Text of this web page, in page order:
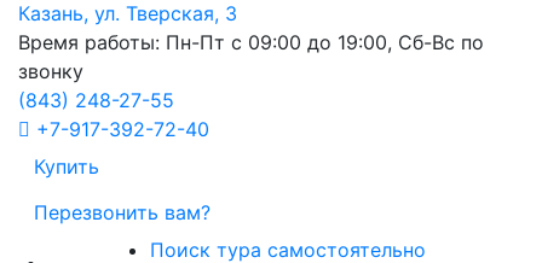
Казань, ул. Тверская, 3
Время работы: Пн-Пт с 09:00 до 19:00, Сб-Вс по
звонку
(843) 248-27-55
+7-917-392-72-40
Купить
Перезвонить вам?
Поиск тура самостоятельно